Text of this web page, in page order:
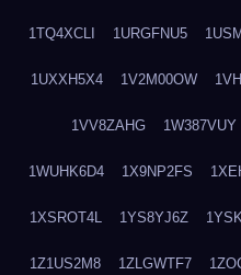
1TQ4XCLI 1URGFNU5
1UXXH5X4 1V2M00OW
1VV8ZAHG 1W387VUY
1WUHK6D4 1X9NP2FS
1XSROT4L 1YS8YJ6Z
1Z1US2M8 1ZLGWTF7